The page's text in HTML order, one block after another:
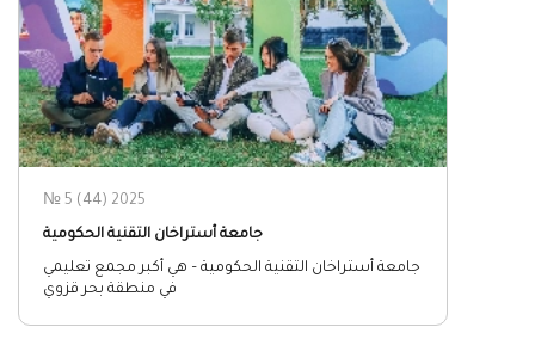
№ 5 (44) 2025
جامعة أستراخان التقنية الحكومية
جامعة أستراخان التقنية الحكومية – هي أكبر مجمع تعليمي
في منطقة بحر قزوي